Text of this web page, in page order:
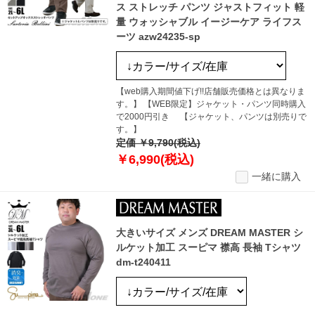
ス ストレッチ パンツ ジャストフィット 軽
量 ウォッシャブル イージーケア ライフス
ーツ azw24235-sp
【web購入期間値下げ!!店舗販売価格とは異なりま
す。】 【WEB限定】ジャケット・パンツ同時購入
で2000円引き 【ジャケット、パンツは別売りで
す。】
定価 ￥9,790(税込)
￥6,990(税込)
一緒に購入
大きいサイズ メンズ DREAM MASTER シ
ルケット加工 スーピマ 襟高 長袖 Tシャツ
dm-t240411